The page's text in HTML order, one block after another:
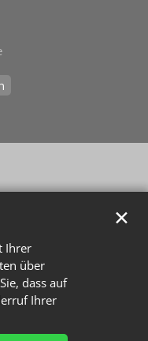
Ihrer
über
dass auf
Ihrer
✕